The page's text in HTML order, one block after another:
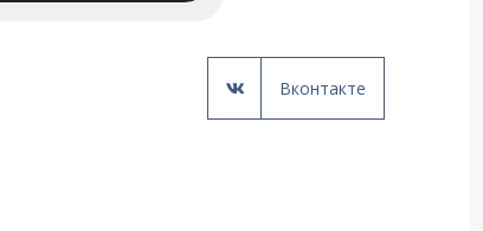
Вконтакте